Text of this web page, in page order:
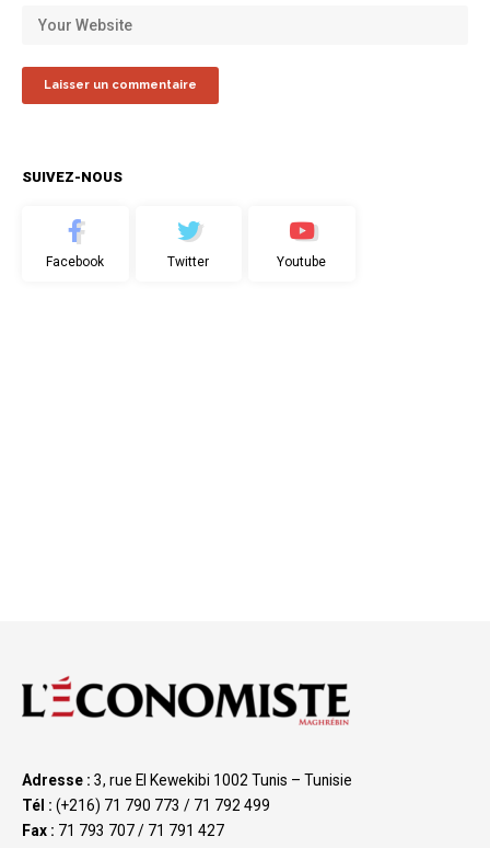
SUIVEZ-NOUS
Facebook Twitter Youtube
Adresse : 3, rue El Kewekibi 1002 Tunis – Tunisie
Tél : (+216) 71 790 773 / 71 792 499
Fax : 71 793 707 / 71 791 427